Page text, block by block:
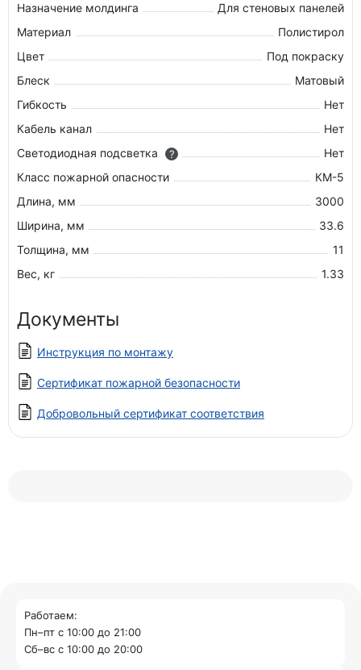
Назначение молдинга
Для стеновых панелей
Материал
Полистирол
Цвет
Под покраску
Блеск
Матовый
Гибкость
Нет
Кабель канал
Нет
Светодиодная подсветка
?
Нет
Класс пожарной опасности
КМ-5
Длина, мм
3000
Ширина, мм
33.6
Толщина, мм
11
Вес, кг
1.33
Документы
Инструкция по монтажу
Сертификат пожарной безопасности
Добровольный сертификат соответствия
Работаем:
Пн–пт с 10:00 до 21:00
Cб–вс с 10:00 до 20:00